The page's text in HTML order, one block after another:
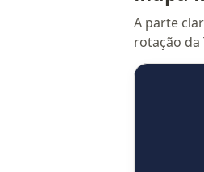
A parte
rotação da